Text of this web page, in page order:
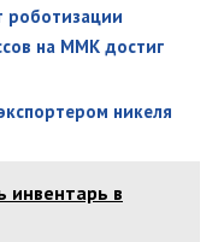
роботизации
на ММК достиг
никеля
инвентарь в